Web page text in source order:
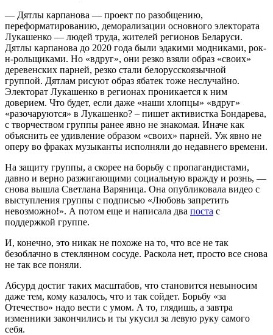
— Дятлы карпанова — проект по разобщению,
переформатированию, деморализации основного электората
Лукашенко — людей труда, жителей регионов Беларуси.
Дятлы карпанова до 2020 года были эдакими модниками, рок-
н-рольщиками. Но «вдруг», они резко взяли образ «своих»
деревенских парней, резко стали белорусскоязычной
группой. Дятлам рисуют образ ябатек тоже неслучайно.
Электорат Лукашенко в регионах проникается к ним
доверием. Что будет, если даже «наши хлопцы» «вдруг»
«разочаруются» в Лукашенко? – пишет активистка Бондарева,
с творчеством группы ранее явно не знакомая. Иначе как
объяснить ее удивление образом «своих» парней. Уж явно не
оперу во фраках музыканты исполняли до недавнего времени.
На защиту группы, а скорее на борьбу с пропагандистами,
давно и верно разжигающими социальную вражду и рознь, —
снова вышла Светлана Варяница. Она опубликовала видео с
выступления группы с подписью «Любовь запретить
невозможно!». А потом еще и написала два поста с
поддержкой группе.
И, конечно, это никак не похоже на то, что все не так
безоблачно в стеклянном сосуде. Раскола нет, просто все снова
не так все поняли.
Абсурд достиг таких масштабов, что становится невыносим
даже тем, кому казалось, что и так сойдет. Борьбу «за
Отечество» надо вести с умом. А то, глядишь, а завтра
изменники закончились и ты укусил за левую руку самого
себя.